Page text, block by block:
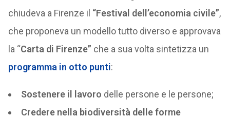
chiudeva a Firenze il “Festival dell’economia civile”,
che proponeva un modello tutto diverso e approvava
la “Carta di Firenze” che a sua volta sintetizza un
programma in otto punti:
Sostenere il lavoro delle persone e le persone;
Credere nella biodiversità delle forme